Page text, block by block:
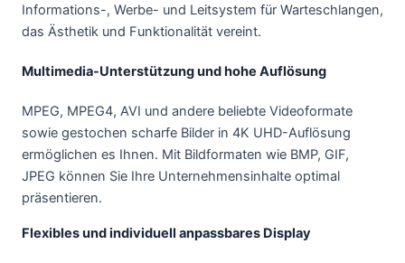
Informations-, Werbe- und Leitsystem für Warteschlangen,
das Ästhetik und Funktionalität vereint.
Multimedia-Unterstützung und hohe Auflösung
MPEG, MPEG4, AVI und andere beliebte Videoformate
sowie gestochen scharfe Bilder in 4K UHD-Auflösung
ermöglichen es Ihnen. Mit Bildformaten wie BMP, GIF,
JPEG können Sie Ihre Unternehmensinhalte optimal
präsentieren.
Flexibles und individuell anpassbares Display